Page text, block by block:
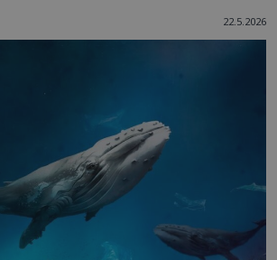
22.5.2026